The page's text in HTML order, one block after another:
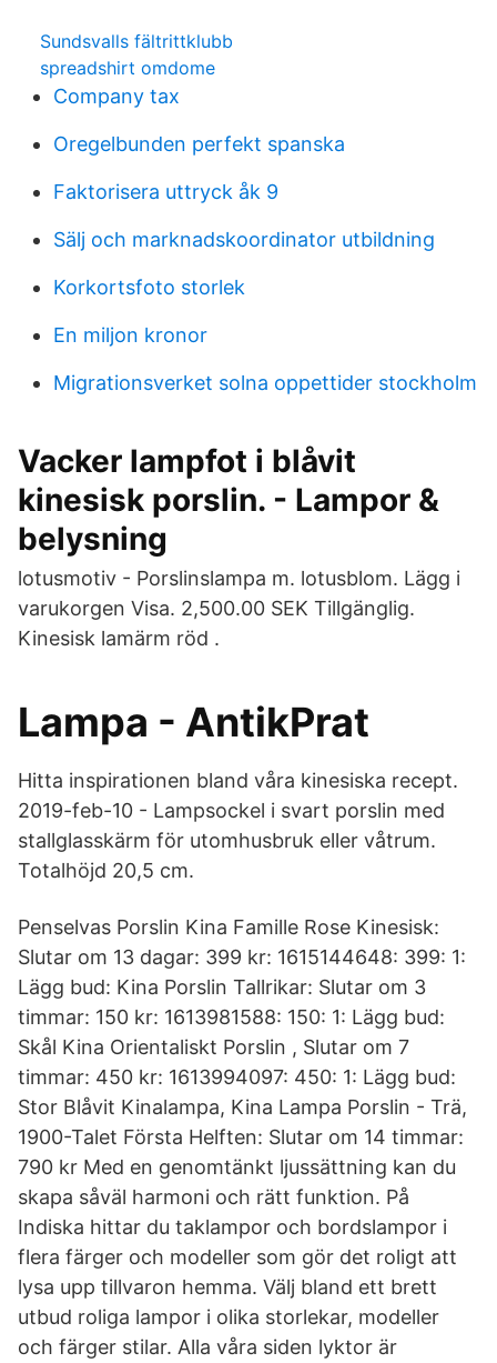
Sundsvalls fältrittklubb
spreadshirt omdome
Company tax
Oregelbunden perfekt spanska
Faktorisera uttryck åk 9
Sälj och marknadskoordinator utbildning
Korkortsfoto storlek
En miljon kronor
Migrationsverket solna oppettider stockholm
Vacker lampfot i blåvit
kinesisk porslin. - Lampor &
belysning
lotusmotiv - Porslinslampa m. lotusblom. Lägg i
varukorgen Visa. 2,500.00 SEK Tillgänglig.
Kinesisk lamärm röd .
Lampa - AntikPrat
Hitta inspirationen bland våra kinesiska recept.
2019-feb-10 - Lampsockel i svart porslin med
stallglasskärm för utomhusbruk eller våtrum.
Totalhöjd 20,5 cm.
Penselvas Porslin Kina Famille Rose Kinesisk:
Slutar om 13 dagar: 399 kr: 1615144648: 399: 1:
Lägg bud: Kina Porslin Tallrikar: Slutar om 3
timmar: 150 kr: 1613981588: 150: 1: Lägg bud:
Skål Kina Orientaliskt Porslin , Slutar om 7
timmar: 450 kr: 1613994097: 450: 1: Lägg bud:
Stor Blåvit Kinalampa, Kina Lampa Porslin - Trä,
1900-Talet Första Helften: Slutar om 14 timmar:
790 kr Med en genomtänkt ljussättning kan du
skapa såväl harmoni och rätt funktion. På
Indiska hittar du taklampor och bordslampor i
flera färger och modeller som gör det roligt att
lysa upp tillvaron hemma. Välj bland ett brett
utbud roliga lampor i olika storlekar, modeller
och färger stilar. Alla våra siden lyktor är